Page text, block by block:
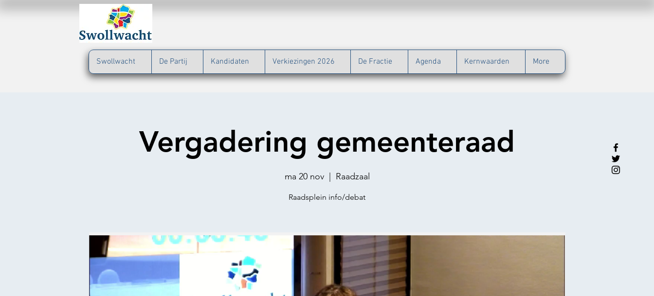
Swollwacht De Partij Kandidaten Verkiezingen 2026 De Fractie Agenda Kernwaarden More
Vergadering gemeenteraad
ma 20 nov
  |
Raadzaal
Raadsplein info/debat